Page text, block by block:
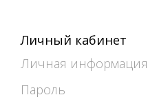
Личный кабинет
Личная информация
Пароль